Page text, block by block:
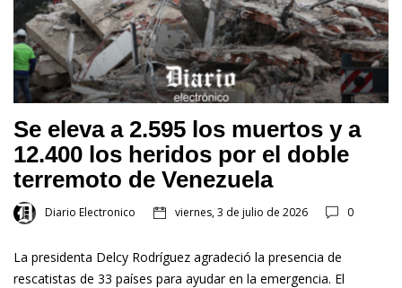
Se eleva a 2.595 los muertos y a
12.400 los heridos por el doble
terremoto de Venezuela
Diario Electronico viernes, 3 de julio de 2026 0
La presidenta Delcy Rodríguez agradeció la presencia de
rescatistas de 33 países para ayudar en la emergencia. El